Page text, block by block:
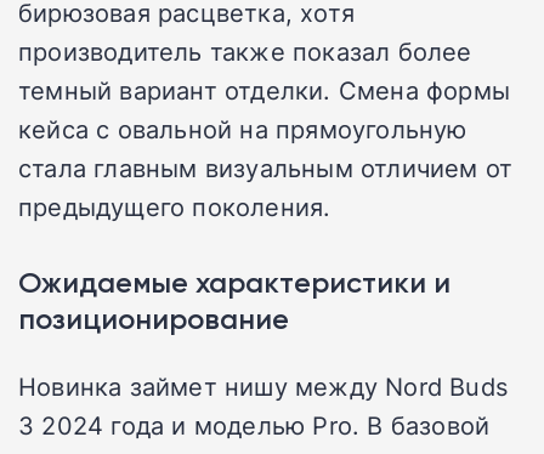
бирюзовая расцветка, хотя
производитель также показал более
темный вариант отделки. Смена формы
кейса с овальной на прямоугольную
стала главным визуальным отличием от
предыдущего поколения.
Ожидаемые характеристики и
позиционирование
Новинка займет нишу между Nord Buds
3 2024 года и моделью Pro. В базовой